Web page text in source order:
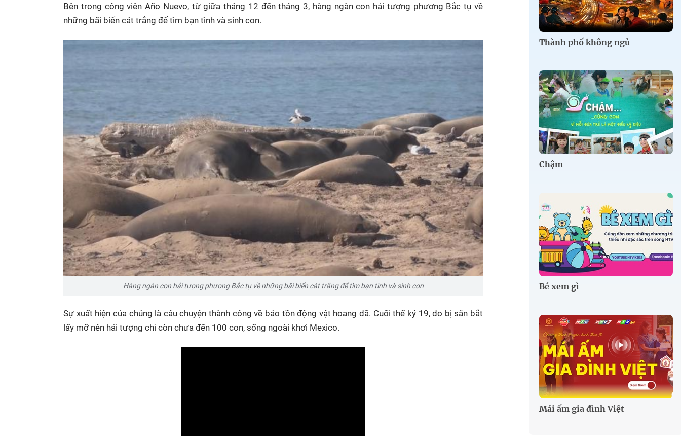
Bên trong công viên Año Nuevo, từ giữa tháng 12 đến tháng 3, hàng ngàn con hải tượng phương Bắc tụ về
những bãi biển cát trắng để tìm bạn tình và sinh con.
Hàng ngàn con hải tượng phương Bắc tụ về những bãi biển cát trắng để tìm bạn tình và sinh con
Sự xuất hiện của chúng là câu chuyện thành công về bảo tồn động vật hoang dã. Cuối thế kỷ 19, do bị săn bắt
lấy mỡ nên hải tượng chỉ còn chưa đến 100 con, sống ngoài khơi Mexico.
Thành phố không ngủ
Chậm
Bé xem gì
Mái ấm gia đình Việt